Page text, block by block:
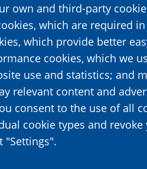
own and third-party
which are required
which provide better
cookies, which we
use and statistics; and
relevant content and
consent to the use of all
cookie types and
"Settings".
, 2692360220
|| info@dmko.gr
Image